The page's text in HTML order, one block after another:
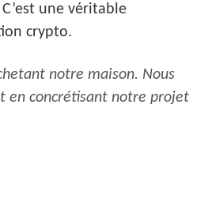
une véritable
crypto.
notre maison. Nous
en concrétisant notre projet